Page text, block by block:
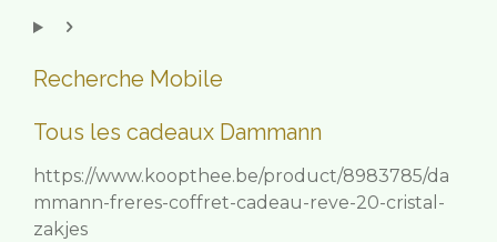
Recherche Mobile
Tous les cadeaux Dammann
https://www.koopthee.be/product/8983785/da
mmann-freres-coffret-cadeau-reve-20-cristal-
zakjes